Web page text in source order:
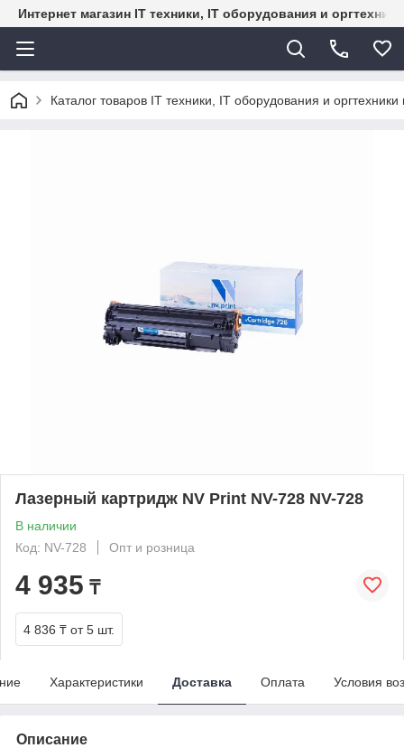
Интернет магазин IT техники, IT оборудования и
Каталог товаров IT техники, IT оборудования и
Лазерный картридж NV Print NV-728 NV-728
В наличии
Код: NV-728
Опт и розница
4 935 ₸
4 836 ₸ от 5 шт.
Характеристики Доставка Оплата Условия
Описание